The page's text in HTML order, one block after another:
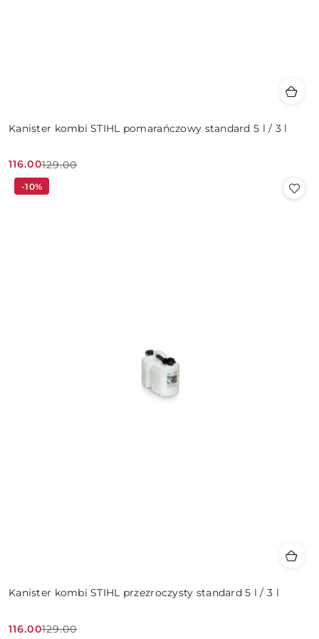
Kanister kombi STIHL pomarańczowy standard 5 l / 3 l
Cena
promocyjna:
116.00
Cena
przed
129.00
Kanister kombi STIHL przezroczysty standard 5 l / 3 l
Cena
116.00
Cena
129.00
-10%